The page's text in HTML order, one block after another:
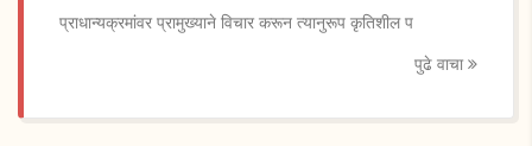
प्राधान्यक्रमांवर प्रामुख्याने विचार करून त्यानुरूप कृतिशील प
पुढे वाचा